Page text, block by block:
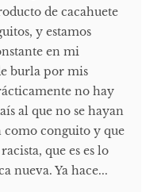
de cacahuete
y estamos
en mi
burla por mis
no hay
al que no se hayan
como conguito y que
que es es lo
nueva. Ya hace...